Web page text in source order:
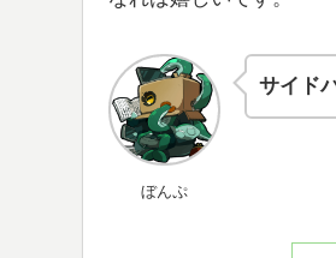
ぼんぷ
サイド